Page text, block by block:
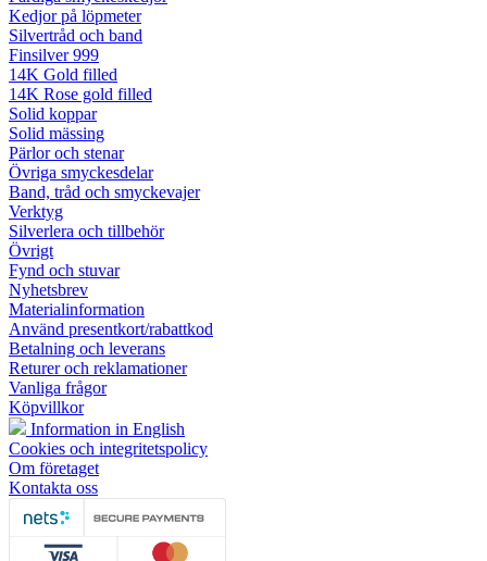
Kedjor på löpmeter
Silvertråd och band
Finsilver 999
14K Gold filled
14K Rose gold filled
Solid koppar
Solid mässing
Pärlor och stenar
Övriga smyckesdelar
Band, tråd och smyckevajer
Verktyg
Silverlera och tillbehör
Övrigt
Fynd och stuvar
Nyhetsbrev
Materialinformation
Använd presentkort/rabattkod
Betalning och leverans
Returer och reklamationer
Vanliga frågor
Köpvillkor
Information in English
Cookies och integritetspolicy
Om företaget
Kontakta oss